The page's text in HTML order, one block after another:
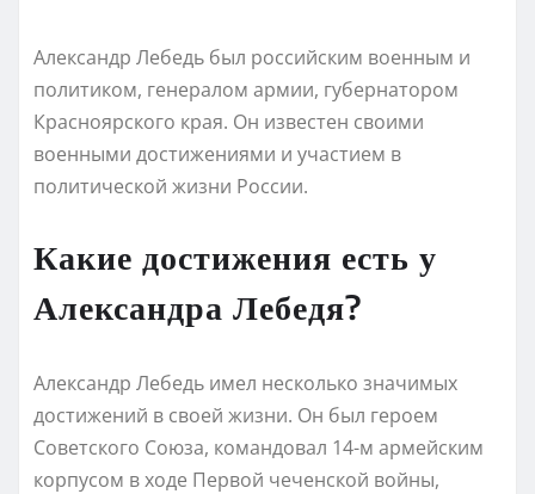
Александр Лебедь был российским военным и
политиком, генералом армии, губернатором
Красноярского края. Он известен своими
военными достижениями и участием в
политической жизни России.
Какие достижения есть у
Александра Лебедя?
Александр Лебедь имел несколько значимых
достижений в своей жизни. Он был героем
Советского Союза, командовал 14-м армейским
корпусом в ходе Первой чеченской войны,